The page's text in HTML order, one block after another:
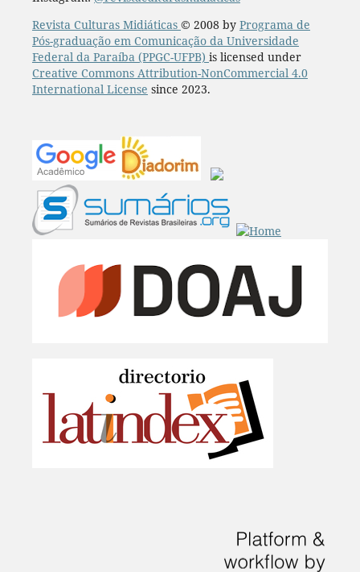
Revista Culturas Midiáticas © 2008 by Programa de
Pós-graduação em Comunicação da Universidade
Federal da Paraíba (PPGC-UFPB) is licensed under
Creative Commons Attribution-NonCommercial 4.0
International License since 2023.